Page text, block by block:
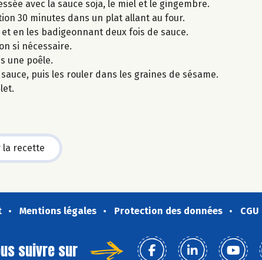
avec la sauce soja, le miel et le gingembre.
30 minutes dans un plat allant au four.
en les badigeonnant deux fois de sauce.
si nécessaire.
une poêle.
puis les rouler dans les graines de sésame.
la recette
Mentions légales Protection des données CGU
suivre sur